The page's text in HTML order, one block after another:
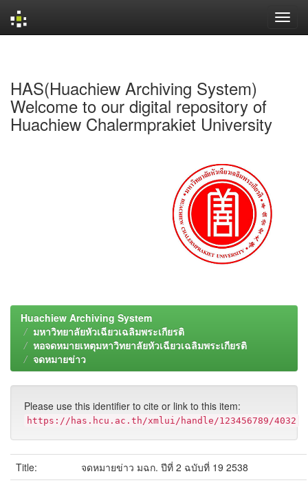
HAS(Huachiew Archiving System)
Welcome to our digital repository of
Huachiew Chalermprakiet University
Huachiew Archiving System
มหาวิทยาลัยหัวเฉียวเฉลิมพระเกียรติ
หอจดหมายเหตุมหาวิทยาลัยหัวเฉียวเฉลิมพระเกียรติ
จดหมายข่าว
Please use this identifier to cite or link to this item:
https://has.hcu.ac.th/xmlui/handle/123456789/4032
Title:
จดหมายข่าว มฉก. ปีที่ 2 ฉบับที่ 19 2538